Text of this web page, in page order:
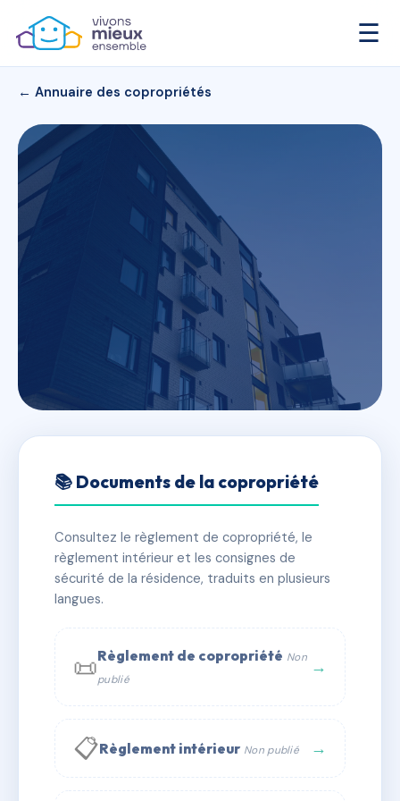
☰
← Annuaire des copropriétés
Copropriété Des Deux Cours
✓ Immatriculée 🏠 29 lots 🏗 5 bâtiment(s)
📞 Contacter Syndic Digital
📚 Documents de la copropriété
Consultez le règlement de copropriété, le
règlement intérieur et les consignes de
sécurité de la résidence, traduits en plusieurs
langues.
📜Règlement de copropriété Non
publié
→
📋Règlement intérieur Non publié →